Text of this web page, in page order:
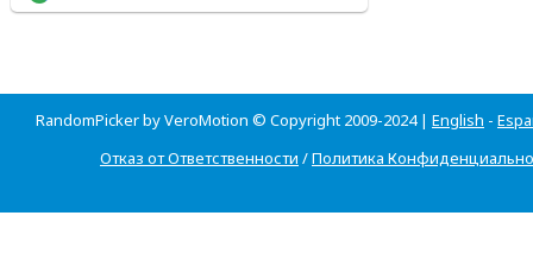
RandomPicker by VeroMotion © Copyright 2009-2024 | English -
Отказ от Ответственности /Политика